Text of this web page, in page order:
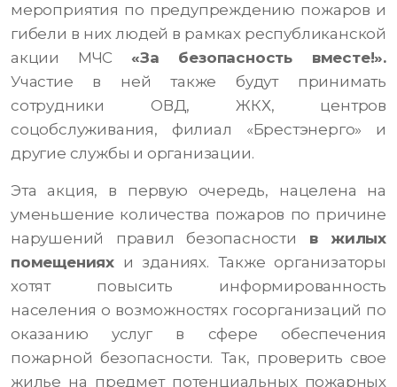
мероприятия по предупреждению пожаров и
гибели в них людей в рамках республиканской
акции МЧС «За безопасность вместе!».
Участие в ней также будут принимать
сотрудники ОВД, ЖКХ, центров
соцобслуживания, филиал «Брестэнерго» и
другие службы и организации.
Эта акция, в первую очередь, нацелена на
уменьшение количества пожаров по причине
нарушений правил безопасности в жилых
помещениях и зданиях. Также организаторы
хотят повысить информированность
населения о возможностях госорганизаций по
оказанию услуг в сфере обеспечения
пожарной безопасности. Так, проверить свое
жилье на предмет потенциальных пожарных